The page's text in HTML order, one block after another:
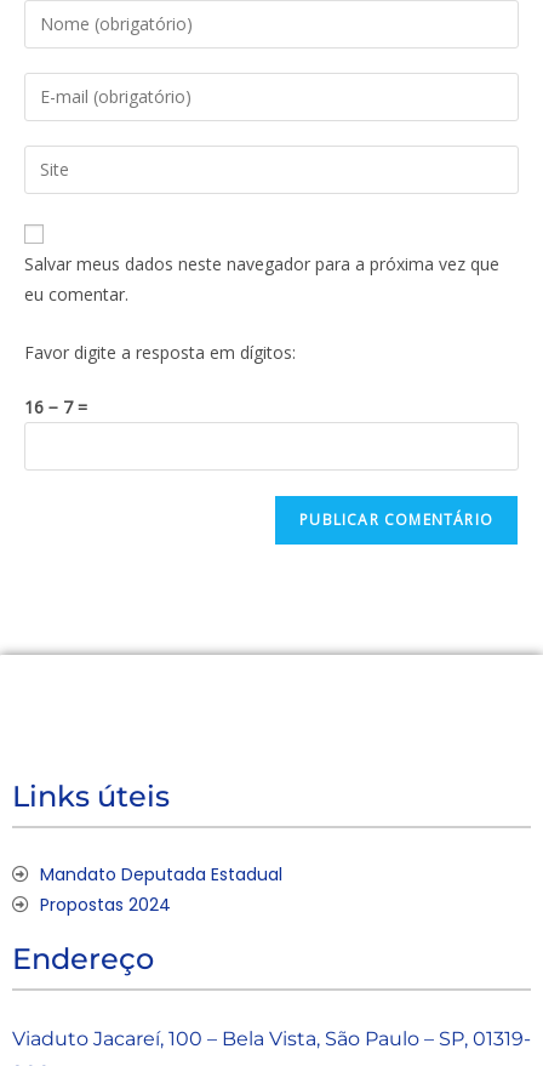
Salvar meus dados neste navegador para a próxima vez que
eu comentar.
Favor digite a resposta em dígitos:
16 − 7 =
Links úteis
Mandato Deputada Estadual
Propostas 2024
Endereço
Viaduto Jacareí, 100 – Bela Vista, São Paulo – SP, 01319-